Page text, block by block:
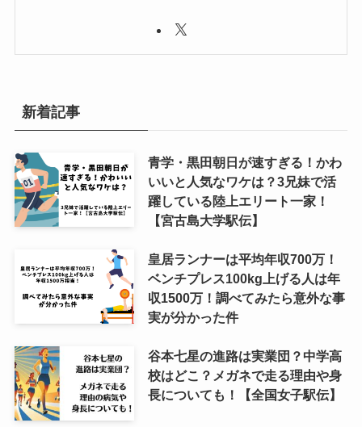
新着記事
青学・黒田朝日が速すぎる！かわ
いいと人気なワケは？3兄妹で活
躍している陸上エリート一家！
【宮古島大学駅伝】
皇居ランナーは平均年収700万！
ベンチプレス100kg上げる人は年
収1500万！調べてみたら意外な事
実が分かった件
谷本七星の進路は実業団？中学高
校はどこ？メガネで走る理由や身
長についても！【全国女子駅伝】